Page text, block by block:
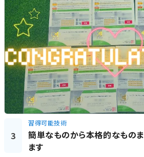
3
習得可能技術
簡単なものから本格的なもの
ます